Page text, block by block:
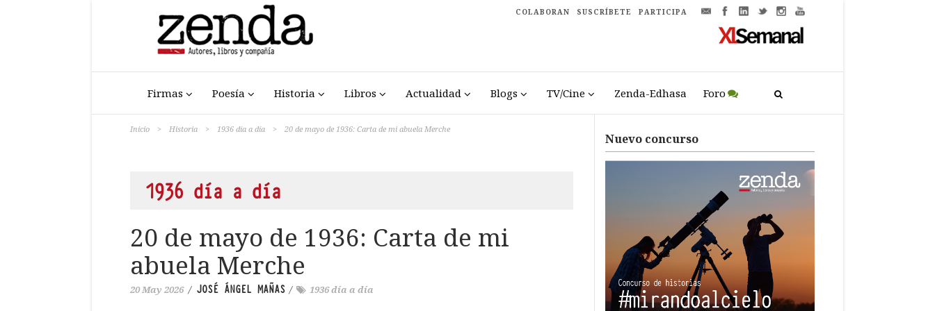
COLABORAN SUSCRÍBETE PARTICIPA
Firmas Poesía Historia Libros Actualidad Blogs TV/Cine Zenda-Edhasa Foro
Inicio > Historia > 1936 día a día > 20 de mayo de 1936: Carta de mi abuela Merche
1936 día a día
20 de mayo de 1936: Carta de mi
abuela Merche
20 May 2026 / JOSÉ ÁNGEL MAÑAS / 1936 día a día
Nuevo concurso